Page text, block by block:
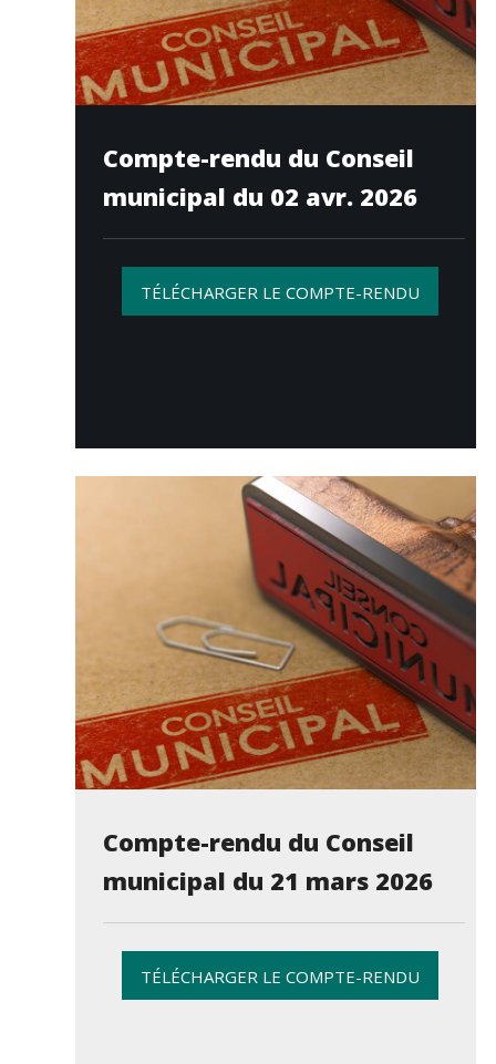
Compte-rendu du Conseil
municipal du 02 avr. 2026
TÉLÉCHARGER LE COMPTE-RENDU
Compte-rendu du Conseil
municipal du 21 mars 2026
TÉLÉCHARGER LE COMPTE-RENDU